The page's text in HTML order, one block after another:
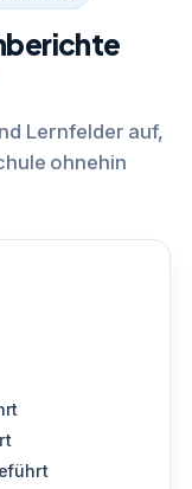
Lernfelder auf,
ohnehin